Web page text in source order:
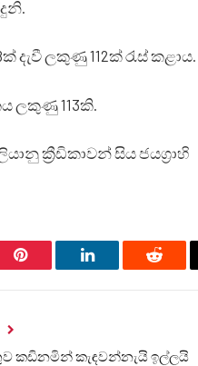
දැවී ලකුණු 112ක් රැස් කළාය.
ලකුණු 113කි.
ක්‍රීඩිකාවන් සිය ජයග්‍රාහි
Pinterest LinkedIn Reddit
කඩිනමින් කැඳවන්නැයි ඉල්ලයි